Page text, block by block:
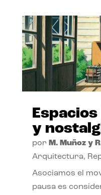
y
por M. Muñoz y
Arquitectura,
Asociamos el
pausa es